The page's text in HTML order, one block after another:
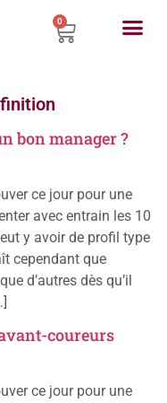
0
bon manager ?
ce jour pour une
avec entrain les 10
y avoir de profil type
cependant que
d’autres dès qu’il
coureurs
ce jour pour une